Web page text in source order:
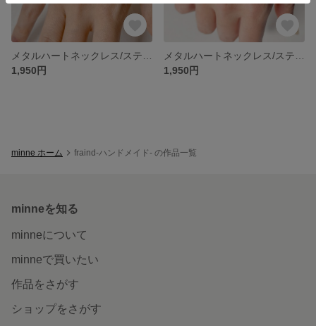
1,950円
1,950円
minne ホーム fraind-ハンドメイド- の作品一覧
minneを知る
minneについて
minneで買いたい
作品をさがす
ショップをさがす